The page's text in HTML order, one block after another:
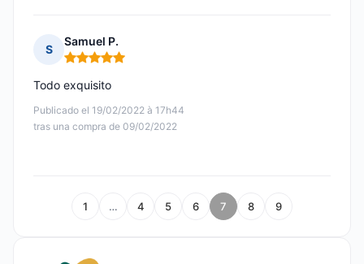
S
Samuel P.
Nota: 5 de 5
Publicado el 19/02/2022 à 17h44
tras una compra de 09/02/2022
Todo exquisito
1 … 4 5 6 7 8 9